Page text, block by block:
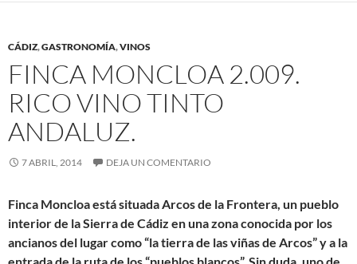
CÁDIZ,GASTRONOMÍA,VINOS
FINCA MONCLOA 2.009.
RICO VINO TINTO
ANDALUZ.
7 ABRIL, 2014 DEJA UN COMENTARIO
Finca Moncloaestá situada Arcos de la Frontera, un pueblo
interior de la Sierra de Cádiz en una zona conocida por los
ancianos del lugar como “la tierra de las viñas de Arcos” y a la
entrada de la ruta de los “pueblos blancos”. Sin duda, uno de